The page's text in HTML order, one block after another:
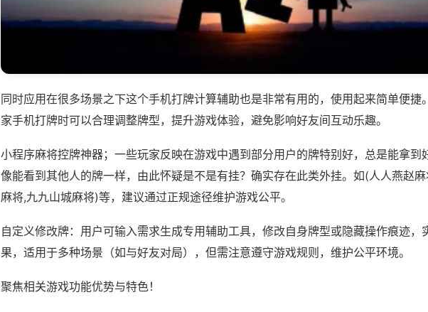
同时应用在很多场景之下这个手机打牌计算辅助也是非常有用的，使用起来简单便捷
家手机打牌时可以合理调整牌型，提升游戏体验，避免影响好友间互动乐趣。
小程序麻将控牌神器；一些玩家反映在游戏中遇到部分用户的牌特别好，总是能拿到
像能看到其他人的牌一样，由此怀疑是不是有挂？确实存在此类外挂。如(人人燕赵麻
麻将,九九山城麻将)等，建议通过正规途径维护游戏公平。
自定义修改牌：用户可输入需求生成专用辅助工具，修改自身牌型或隐藏操作痕迹，
果，适用于多种场景（如与好友对局），但需注意遵守游戏规则，维护公平环境。
聚焦相关游戏功能优势与特色！